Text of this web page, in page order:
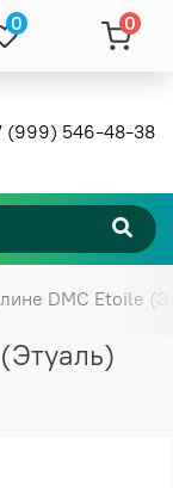
0 0
(999) 546-48-38
DMC Etoile